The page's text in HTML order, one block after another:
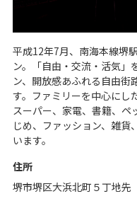
平成12年7月、南海本線堺
ン。「自由・交流・活気」
ン、開放感あふれる自由街
す。ファミリーを中心にし
スーパー、家電、書籍、
じめ、ファッション、雑貨
います。
住所
堺市堺区大浜北町５丁地先